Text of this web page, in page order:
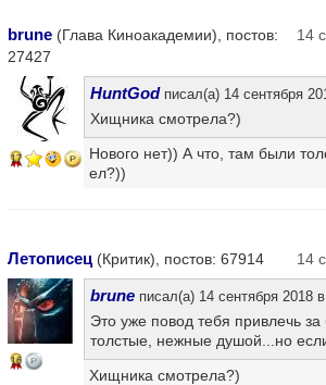
brune (Глава Киноакадемии), постов:
27427
14
17
HuntGodписал(а) 14 сентября
Хищника смотрела?)
Нового нет)) А что, там были
ел?))
Летописец (Критик), постов: 67914 14
16
brune писал(а) 14 сентября 2018
Это уже повод тебя привлечь
толстые, нежные душой...но
Хищника смотрела?)